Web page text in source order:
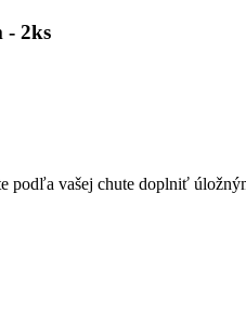
- 2ks
vašej chute doplniť